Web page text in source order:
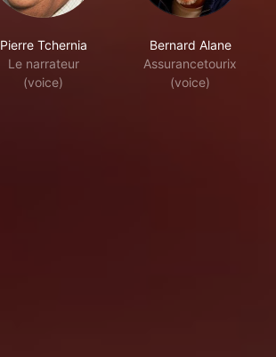
Pierre Tchernia
Le narrateur
(voice)
Bernard Alane
Assurancetourix
(voice)